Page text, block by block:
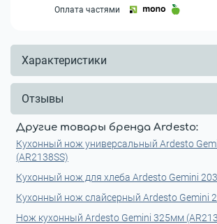
Оплата частями
Характеристики
Отзывы
Другие товары бренда Ardesto:
Кухонный нож универсальный Ardesto
(AR2138SS)
Кухонный нож для хлеба Ardesto Gemini
Кухонный нож слайсерный Ardesto Gemini
Нож кухонный Ardesto Gemini 325мм